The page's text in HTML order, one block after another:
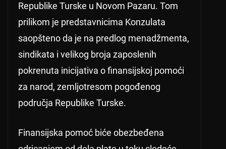
Republike Turske u Novom Pazaru. Tom
prilikom je predstavnicima Konzulata
saopšteno da je na predlog menadžmenta,
sindikata i velikog broja zaposlenih
pokrenuta inicijativa o finansijskoj pomoći
za narod, zemljotresom pogođenog
područja Republike Turske.
Finansijska pomoć biće obezbeđena